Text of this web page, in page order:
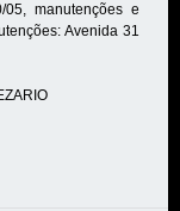
manutenções e
Avenida 31